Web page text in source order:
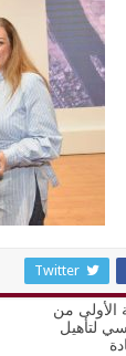
Twitter
الأولى من
لتأهيل